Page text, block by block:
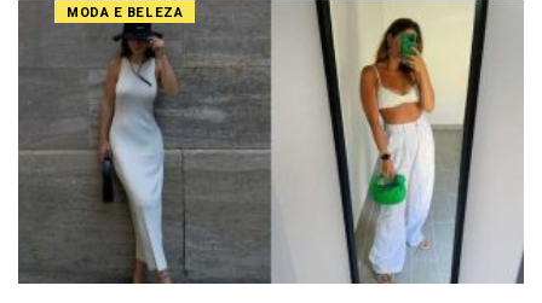
MODA E BELEZA